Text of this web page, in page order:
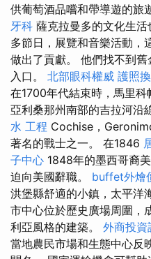
供葡萄酒品嚐和帶導遊的旅
牙科 薩克拉曼多的文化生
多節日，展覽和音樂活動，
做出了貢獻。 他們找不到
入口。 北部眼科權威 護照
在1700年代結束時，馬里
亞利桑那州南部的吉拉河沿
水 工程 Cochise，
著名的戰士之一。 在1846
子中心 1848年的墨西哥裔
迫向美國辭職。 buffet外燴
洪堡縣舒適的小鎮，太平洋
市中心位於歷史廣場周圍，
利亞風格的建築。 外商投資
當地農民市場和生態中心反